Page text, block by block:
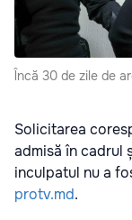
Încă 30 de zile de
Solicitarea
admisă în cadrul
inculpatul nu a
protv.md.